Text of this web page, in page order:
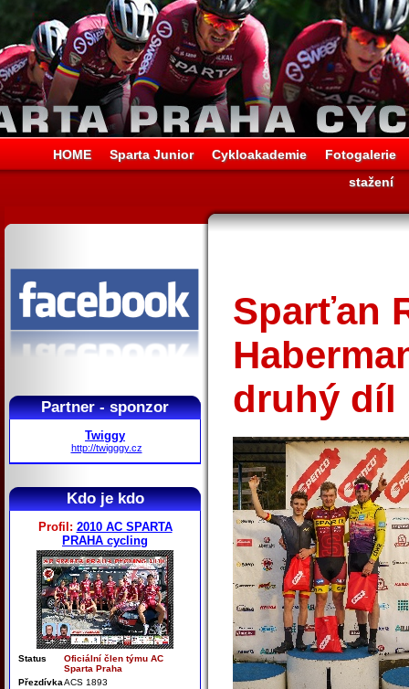
HOME Sparta Junior Cykloakademie
Fotogalerie
stažení
Partner - sponzor
Twiggy
http://twigggy.cz
Kdo je kdo
Profil: 2010 AC SPARTA
PRAHA cycling
Status
Oficiální člen týmu AC
Sparta Praha
PřezdívkaACS 1893
Sparťan
druhý díl